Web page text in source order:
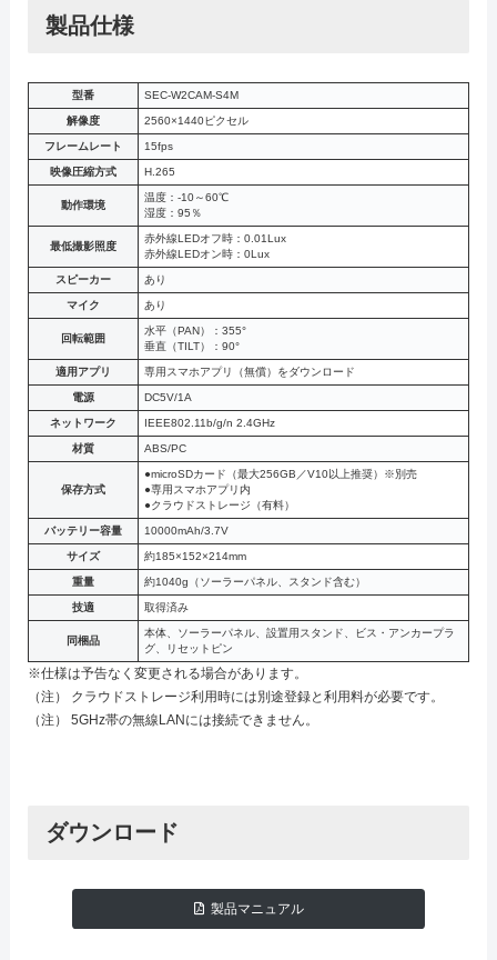
製品仕様
型番 SEC-W2CAM-S4M
解像度 2560×1440ピクセル
フレームレート 15fps
映像圧縮方式 H.265
動作環境
温度：-10～60℃
湿度：95％
最低撮影照度
赤外線LEDオフ時：0.01Lux
赤外線LEDオン時：0Lux
スピーカー あり
マイク あり
回転範囲
水平（PAN）：355°
垂直（TILT）：90°
適用アプリ 専用スマホアプリ（無償）をダウンロード
電源 DC5V/1A
ネットワーク IEEE802.11b/g/n 2.4GHz
材質 ABS/PC
保存方式
●microSDカード（最大256GB／V10以上推奨）※別売
●専用スマホアプリ内
●クラウドストレージ（有料）
バッテリー容量 10000mAh/3.7V
サイズ 約185×152×214mm
重量 約1040g（ソーラーパネル、スタンド含む）
技適 取得済み
同梱品
本体、ソーラーパネル、設置用スタンド、ビス・アンカープラ
グ、リセットピン
※仕様は予告なく変更される場合があります。
（注） クラウドストレージ利用時には別途登録と利用料が必要です。
（注） 5GHz帯の無線LANには接続できません。
ダウンロード
製品マニュアル